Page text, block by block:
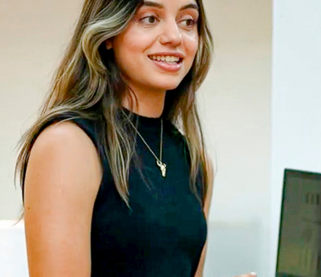
Graduaciones
CRUCE
Derecho
Carreras
Derecho
Prepa ITESO
Becas
Sustentabilidad